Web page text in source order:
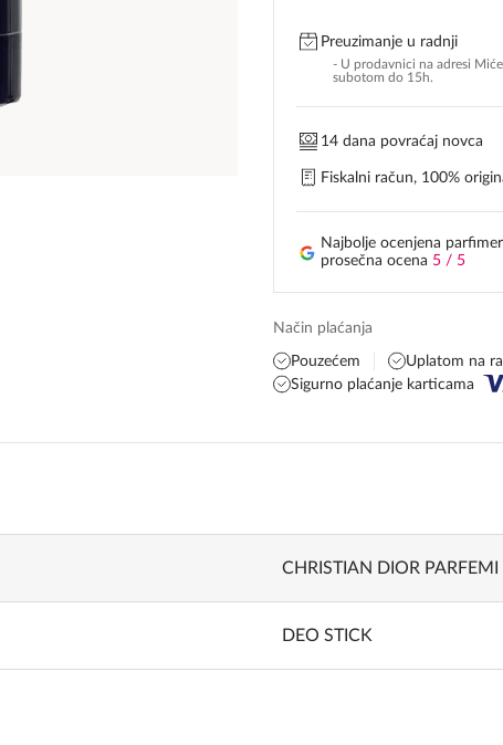
Preuzimanje u radnji
- U prodavnici na adresi
subotom do 15h.
14 dana povraćaj novca
Fiskalni račun, 100%
Najbolje ocenjena
prosečna ocena 5 / 5
Način plaćanja
Pouzećem
Uplatom na
Sigurno plaćanje karticama
CHRISTIAN DIOR PARFEMI
DEO STICK